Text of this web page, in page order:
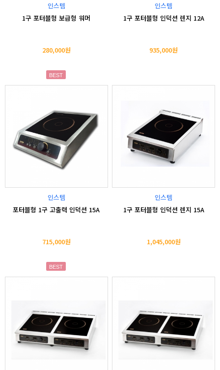
인스템
1구 포터블형 보급형 워머
280,000원
BEST
인스템
1구 포터블형 인덕션 렌지 12A
935,000원
인스템
포터블형 1구 고출력 인덕션 15A
715,000원
BEST
인스템
1구 포터블형 인덕션 렌지 15A
1,045,000원